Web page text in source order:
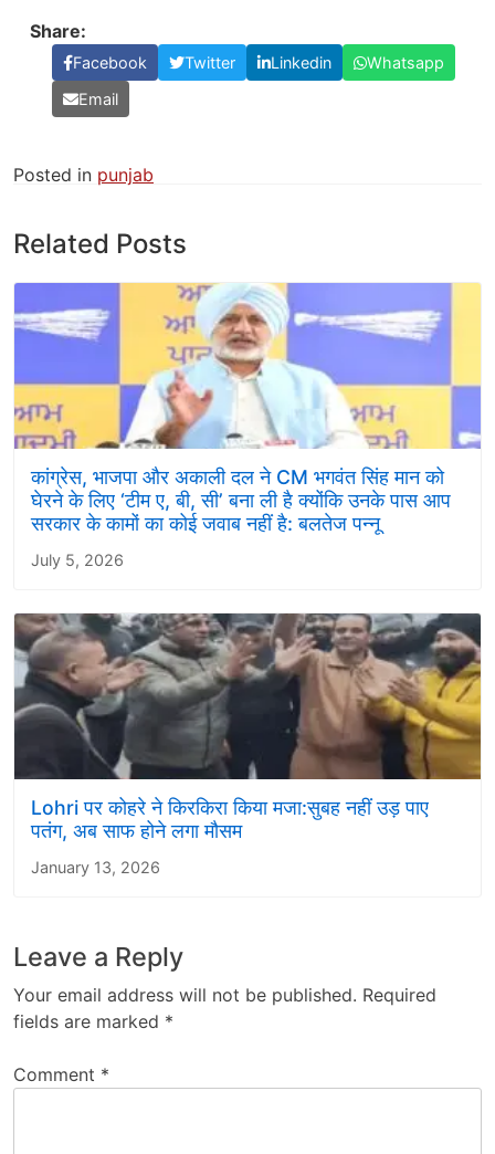
Share:
Facebook Twitter Linkedin
Whatsapp
Email
Posted in punjab
Related Posts
कांग्रेस, भाजपा और अकाली दल ने CM भगवंत सिंह मान को
घेरने के लिए ‘टीम ए, बी, सी’ बना ली है क्योंकि उनके पास आप
सरकार के कामों का कोई जवाब नहीं है: बलतेज पन्नू
July 5, 2026
Lohri पर कोहरे ने किरकिरा किया मजा:सुबह नहीं उड़ पाए
पतंग, अब साफ होने लगा मौसम
January 13, 2026
Leave a Reply
Your email address will not be published. Required
fields are marked *
Comment *